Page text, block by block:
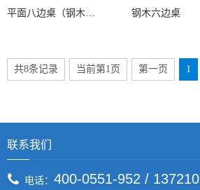
平面八边桌（钢木结构） 钢木六边桌
共8条记录 当前第1页 第一页 1
联系我们
电话： 400-0551-952 /